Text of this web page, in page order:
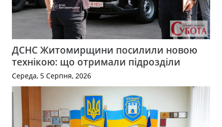
ДСНС Житомирщини посилили новою
технікою: що отримали підрозділи
Середа, 5 Серпня, 2026